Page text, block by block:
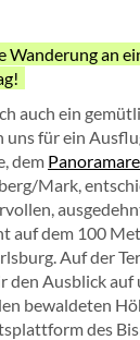
Wanderung an
auch ein
uns für ein
dem
Mark,
auf dem 100
Auf der
den Ausblick auf
bewaldeten
des